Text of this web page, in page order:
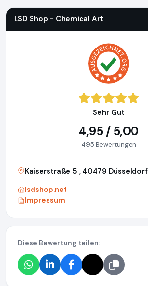
LSD Shop - Chemical Art
Sehr Gut
4,95 / 5,00
495 Bewertungen
Kaiserstraße 5 , 40479 Düsseldorf
lsdshop.net
Impressum
Diese Bewertung teilen: